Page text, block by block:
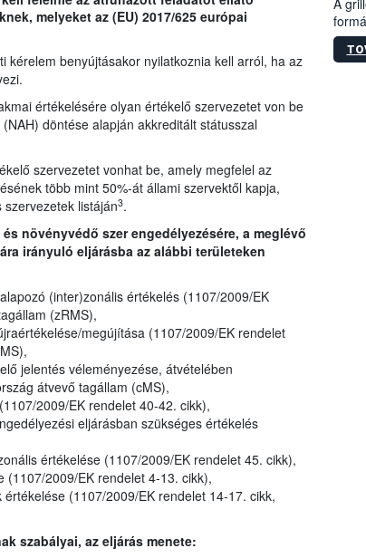
melyeket az (EU) 2017/625 európai
kérelem benyújtásakor nyilatkoznia kell arról, ha az
értékelésére olyan értékelő szervezetet von be
döntése alapján akkreditált státusszal
szervezetet vonhat be, amely megfelel az
több mint 50%-át állami szervektől kapja,
listáján3.
növényvédő szer engedélyezésére, a meglévő
irányuló eljárásba az alábbi területeken
(inter)zonális értékelés (1107/2009/EK
(zRMS),
megújítása (1107/2009/EK rendelet
jelentés véleményezése, átvételében
átvevő tagállam (cMS),
2009/EK rendelet 40-42. cikk),
eljárásban szükséges értékelés
értékelése (1107/2009/EK rendelet 45. cikk),
2009/EK rendelet 4-13. cikk),
(1107/2009/EK rendelet 14-17. cikk,
szabályai, az eljárás menete: